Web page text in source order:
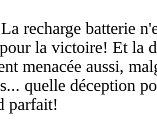
recharge batterie
la victoire! Et la
menacée aussi,
quelle déception
parfait!